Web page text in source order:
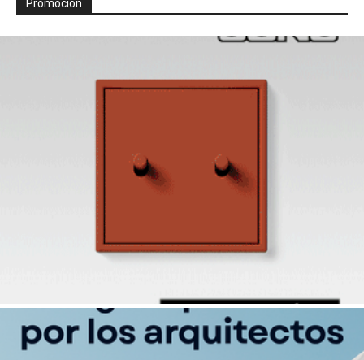
Promoción